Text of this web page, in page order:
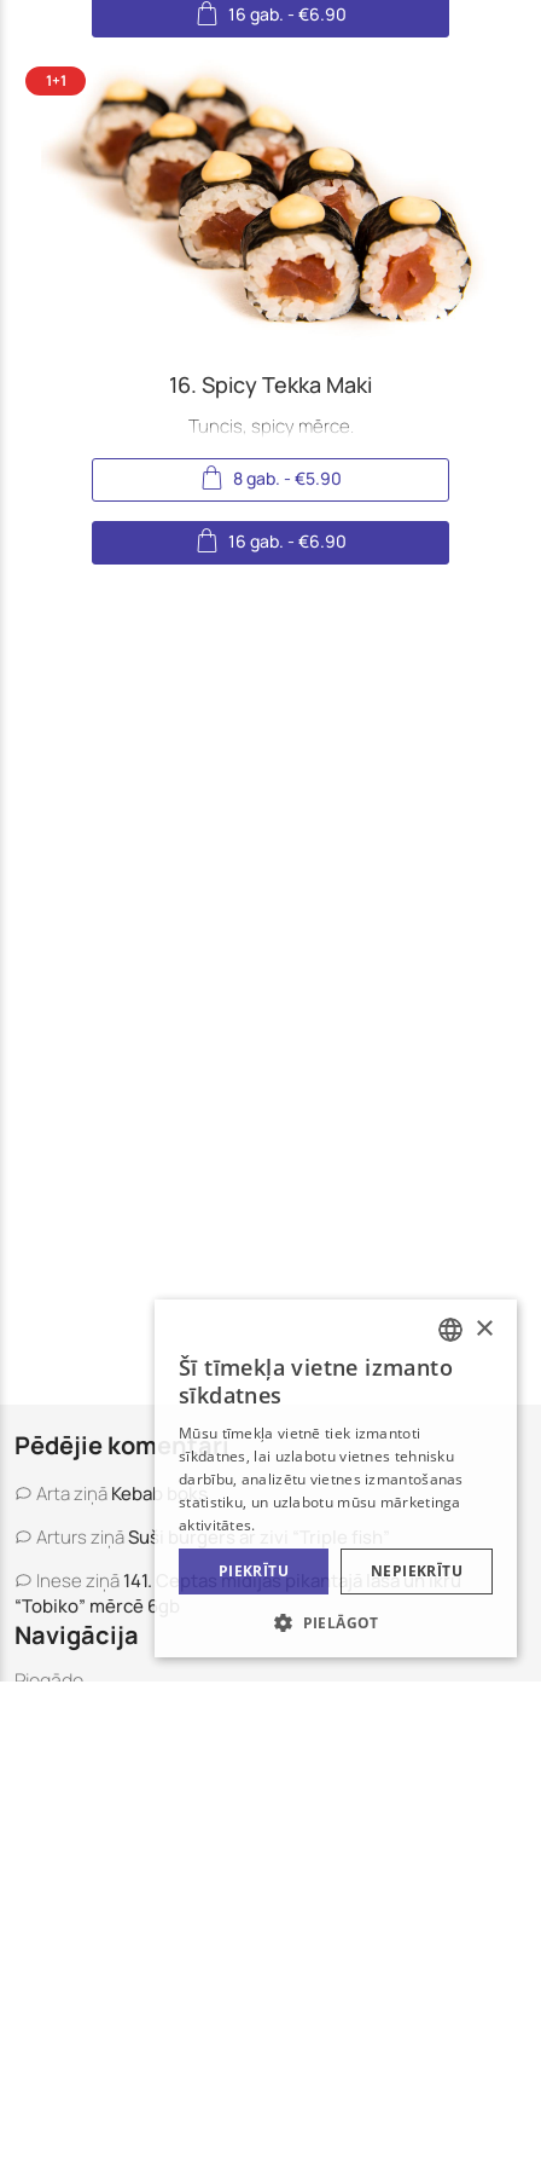
16 gab. - €6.90
16. Spicy Tekka Maki
Tuncis, spicy mērce.
8 gab. - €5.90
16 gab. - €6.90
Pēdējie komentāri
ArtaziņāKebab boks
ArtursziņāSuši burgers ar zivi “Triple fish”
Ineseziņā141. Ceptas mīdijas pikantajā laša un ikru
“Tobiko” mērcē 6gb
Navigācija
Piegāde
LATVIAN
×
Šī tīmekļa vietne izmanto
sīkdatnes
Mūsu tīmekļa vietnē tiek izmantoti
sīkdatnes, lai uzlabotu vietnes tehnisku
darbību, analizētu vietnes izmantošanas
statistiku, un uzlabotu mūsu mārketinga
aktivitātes.
PIEKRĪTU NEPIEKRĪTU
PIELĀGOT